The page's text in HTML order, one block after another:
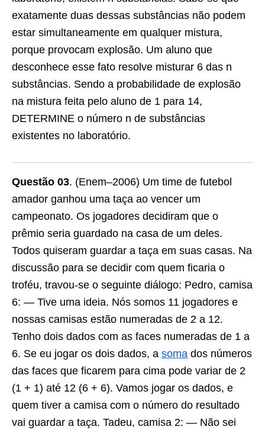
exatamente duas dessas substâncias não podem
estar simultaneamente em qualquer mistura,
porque provocam explosão. Um aluno que
desconhece esse fato resolve misturar 6 das n
substâncias. Sendo a probabilidade de explosão
na mistura feita pelo aluno de 1 para 14,
DETERMINE o número n de substâncias
existentes no laboratório.
Questão 03. (Enem–2006) Um time de futebol
amador ganhou uma taça ao vencer um
campeonato. Os jogadores decidiram que o
prêmio seria guardado na casa de um deles.
Todos quiseram guardar a taça em suas casas. Na
discussão para se decidir com quem ficaria o
troféu, travou-se o seguinte diálogo: Pedro, camisa
6: — Tive uma ideia. Nós somos 11 jogadores e
nossas camisas estão numeradas de 2 a 12.
Tenho dois dados com as faces numeradas de 1 a
6. Se eu jogar os dois dados, a soma dos números
das faces que ficarem para cima pode variar de 2
(1 + 1) até 12 (6 + 6). Vamos jogar os dados, e
quem tiver a camisa com o número do resultado
vai guardar a taça. Tadeu, camisa 2: — Não sei